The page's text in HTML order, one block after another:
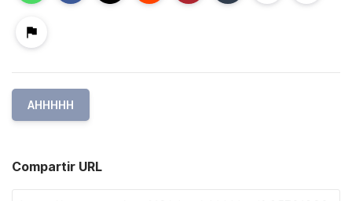
AHHHHH
Compartir URL